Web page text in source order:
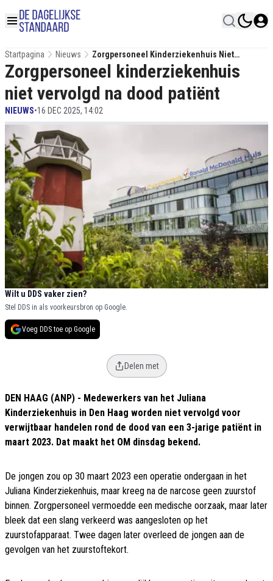
Startpagina Nieuws
Zorgpersoneel Kinderziekenhuis Niet
Vervolgd Na Dood Patiënt
Zorgpersoneel kinderziekenhuis
niet vervolgd na dood patiënt
NIEUWS•16 DEC 2025, 14:02
Wilt u DDS vaker zien?
Stel DDS in als voorkeursbron op Google.
Voeg DDS toe op Google
Delen met
DEN HAAG (ANP) - Medewerkers van het Juliana
Kinderziekenhuis in Den Haag worden niet vervolgd voor
verwijtbaar handelen rond de dood van een 3-jarige patiënt in
maart 2023. Dat maakt het OM dinsdag bekend.
De jongen zou op 30 maart 2023 een operatie ondergaan in het
Juliana Kinderziekenhuis, maar kreeg na de narcose geen zuurstof
binnen. Zorgpersoneel vermoedde een medische oorzaak, maar later
bleek dat een slang verkeerd was aangesloten op het
zuurstofapparaat. Twee dagen later overleed de jongen aan de
gevolgen van het zuurstoftekort.